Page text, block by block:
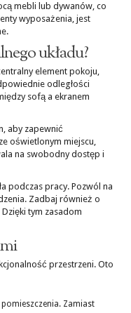
mebli lub dywanów, co
wyposażenia, jest
układu?
element pokoju,
odległości
sofą a ekranem
aby zapewnić
oświetlonym miejscu,
na swobodny dostęp i
podczas pracy. Pozwól na
Zadbaj również o
tym zasadom
przestrzeni. Oto
Zamiast